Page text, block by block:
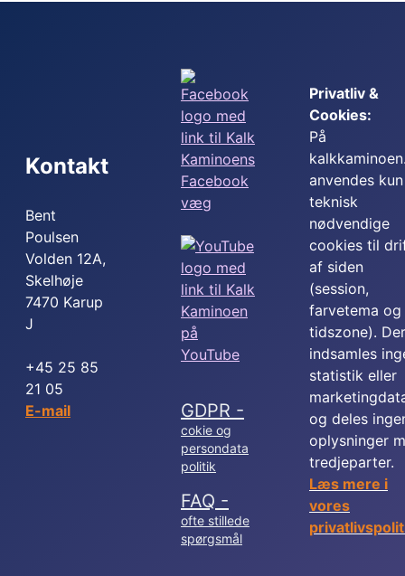
Kontakt
Bent
Poulsen
Volden 12A,
Skelhøje
7470 Karup
J
+45 25 85
21 05
E-mail
GDPR -
cokie og
persondata
politik
FAQ -
ofte stillede
spørgsmål
Privatliv &
Cookies:
På
anvendes kun
teknisk
nødvendige
cookies til
af siden
(session,
farvetema og
tidszone). Der
indsamles
statistik eller
og deles
oplysninger
tredjeparter.
Læs mere i
vores